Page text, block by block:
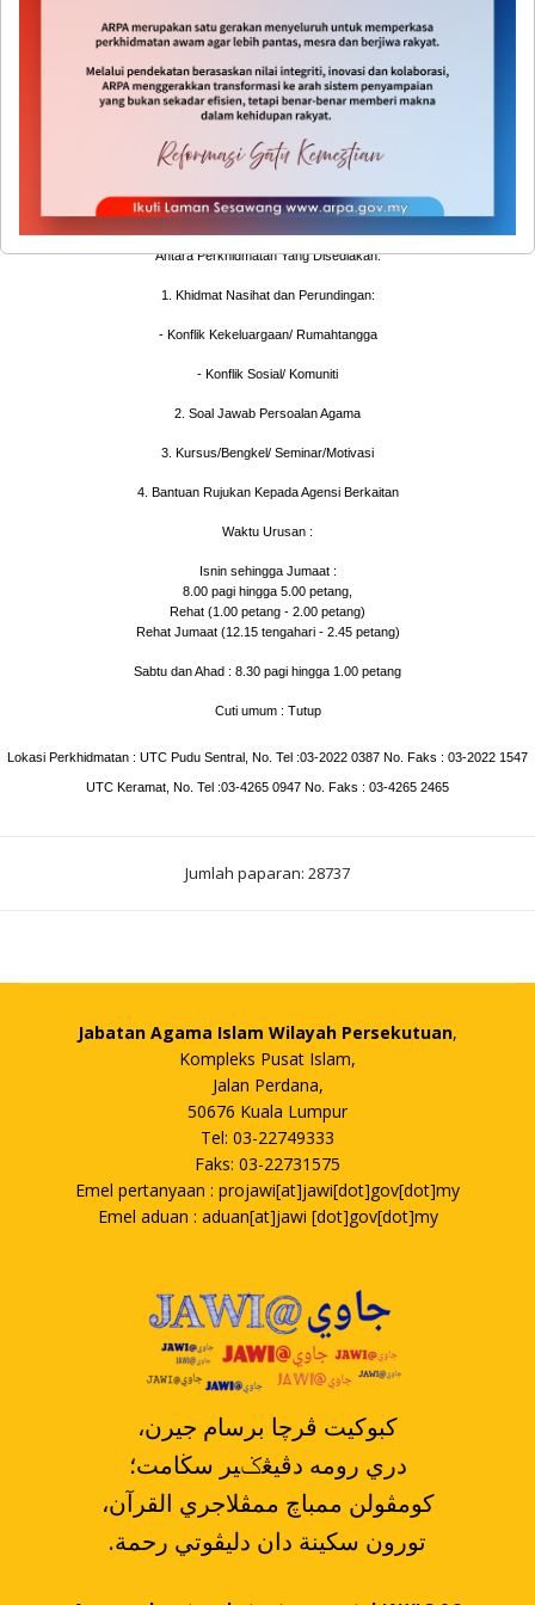
dan UTC Mini Keramat.
Sukacitanya dimaklumkan bahawa Jabatan
Agama Islam Wilayah Persekutuan telah
membuka Pusat Khidmat Keluarga, Sosial dan
UTC Mini Keramat.
Antara Perkhidmatan Yang Disediakan:
1. Khidmat Nasihat dan Perundingan:
- Konflik Kekeluargaan/ Rumahtangga
- Konflik Sosial/ Komuniti
2. Soal Jawab Persoalan Agama
3. Kursus/Bengkel/ Seminar/Motivasi
4. Bantuan Rujukan Kepada Agensi Berkaitan
Waktu Urusan :
Isnin sehingga Jumaat :
8.00 pagi hingga 5.00 petang,
Rehat (1.00 petang - 2.00 petang)
Rehat Jumaat (12.15 tengahari - 2.45 petang)
Sabtu dan Ahad : 8.30 pagi hingga 1.00 petang
Cuti umum : Tutup
Lokasi Perkhidmatan : UTC Pudu Sentral, No. Tel :03-2022 0387 No. Faks : 03-2022 1547
UTC Keramat, No. Tel :03-4265 0947 No. Faks : 03-4265 2465
Jumlah paparan: 28737
Jabatan Agama Islam Wilayah Persekutuan,
Kompleks Pusat Islam,
Jalan Perdana,
50676 Kuala Lumpur
Tel: 03-22749333
Faks: 03-22731575
Emel pertanyaan : projawi[at]jawi[dot]gov[dot]my
Emel aduan : aduan[at]jawi [dot]gov[dot]my
،کبوکيت ڤرچا برسام جيرن
دري رومه دڤيڠݢير سڬامت؛
،کومڤولن ممباچ ممڤلاجري القرآن
.تورون سکينة دان دليڤوتي رحمة